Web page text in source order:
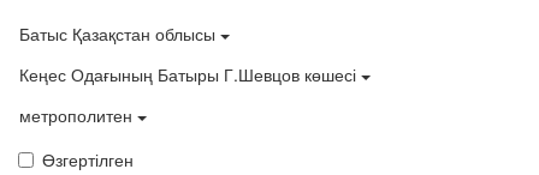
Батыс Қазақстан облысы
Кеңес Одағының Батыры Г.Шевцов көшесі
метрополитен
Өзгертілген